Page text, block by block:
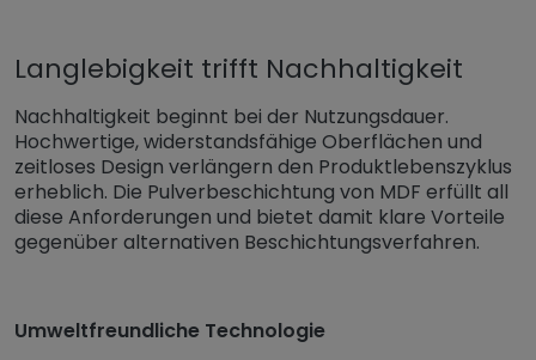
Langlebigkeit trifft Nachhaltigkeit
Nachhaltigkeit beginnt bei der Nutzungsdauer.
Hochwertige, widerstandsfähige Oberflächen und
zeitloses Design verlängern den Produktlebenszyklus
erheblich. Die Pulverbeschichtung von MDF erfüllt all
diese Anforderungen und bietet damit klare Vorteile
gegenüber alternativen Beschichtungsverfahren.
Umweltfreundliche Technologie